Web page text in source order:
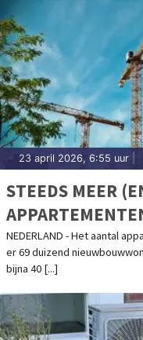
23 april 2026, 6:55 uur
STEEDS MEER
NEDERLAND - Het aantal
er 69 duizend
bijna 40 [...]